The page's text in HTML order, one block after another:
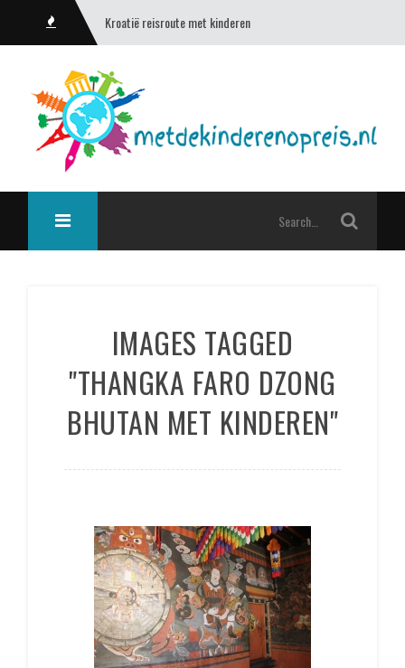
Kroatië reisroute met kinderen
IMAGES TAGGED
"THANGKA FARO DZONG
BHUTAN MET KINDEREN"